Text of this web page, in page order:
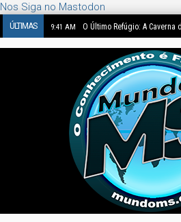
Nos Siga no Mastodon
ÚLTIMAS 9:41 AM O Último Refúgio: A